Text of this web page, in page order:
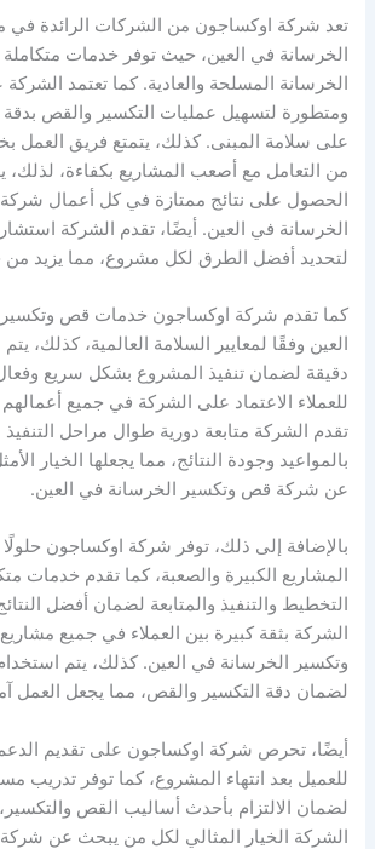
تعد شركة اوكساجون من الشركات الرائدة
الخرسانة في العين، حيث توفر خدمات متكاملة
الخرسانة المسلحة والعادية. كما تعتمد
ومتطورة لتسهيل عمليات التكسير والقص بدقة
على سلامة المبنى. كذلك، يتمتع فريق العمل
من التعامل مع أصعب المشاريع بكفاءة، لذلك،
الحصول على نتائج ممتازة في كل أعمال
الخرسانة في العين. أيضًا، تقدم الشركة
لتحديد أفضل الطرق لكل مشروع، مما يزيد من
كما تقدم شركة اوكساجون خدمات قص وتكسير
العين وفقًا لمعايير السلامة العالمية، كذلك،
دقيقة لضمان تنفيذ المشروع بشكل سريع
للعملاء الاعتماد على الشركة في جميع
تقدم الشركة متابعة دورية طوال مراحل التنفيذ
بالمواعيد وجودة النتائج، مما يجعلها الخيار
عن شركة قص وتكسير الخرسانة في العين.
بالإضافة إلى ذلك، توفر شركة اوكساجون حلولًا
المشاريع الكبيرة والصعبة، كما تقدم خدمات
التخطيط والتنفيذ والمتابعة لضمان أفضل
الشركة بثقة كبيرة بين العملاء في جميع
وتكسير الخرسانة في العين. كذلك، يتم
لضمان دقة التكسير والقص، مما يجعل العمل
أيضًا، تحرص شركة اوكساجون على تقديم
للعميل بعد انتهاء المشروع، كما توفر تدريب
لضمان الالتزام بأحدث أساليب القص والتكسير،
الشركة الخيار المثالي لكل من يبحث عن